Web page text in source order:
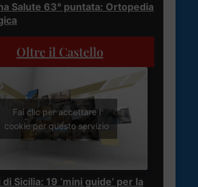
Salute 63° puntata: Ortopedia
Oltre il Castello
Fai clic per accettare i
cookie per questo servizio
Sicilia: 19 ‘mini guide’ per la